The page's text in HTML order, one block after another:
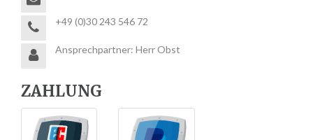
+49 (0)30 243 546 72
Ansprechpartner: Herr Obst
ZAHLUNG